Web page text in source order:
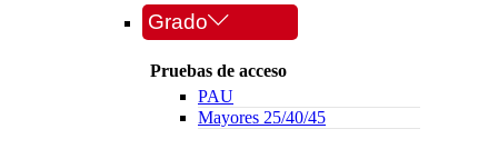
Grado
Pruebas de acceso
PAU
Mayores 25/40/45